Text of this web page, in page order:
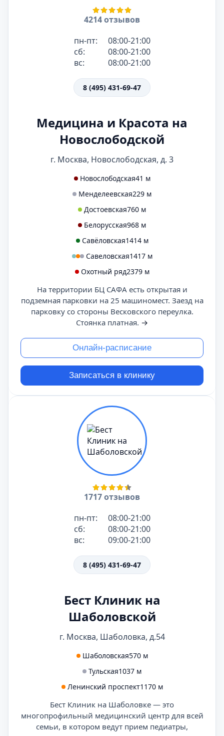
4214 отзывов
пн-пт:
08:00-21:00
сб:
08:00-21:00
вс:
08:00-21:00
8 (495) 431-69-47
Медицина и Красота на
Новослободской
г. Москва, Новослободская, д. 3
Новослободская41 м
Менделеевская229 м
Достоевская760 м
Белорусская968 м
Савёловская1414 м
Савеловская1417 м
Охотный ряд2379 м
На территории БЦ САФА есть открытая и
подземная парковки на 25 машиномест. Заезд на
парковку со стороны Весковского переулка.
Стоянка платная. →
Онлайн-расписание
Записаться в клинику
1717 отзывов
пн-пт:
08:00-21:00
сб:
08:00-21:00
вс:
09:00-21:00
8 (495) 431-69-47
Бест Клиник на
Шаболовской
г. Москва, Шаболовка, д.54
Шаболовская570 м
Тульская1037 м
Ленинский проспект1170 м
Бест Клиник на Шаболовке — это
многопрофильный медицинский центр для всей
семьи, в котором ведут прием педиатры,